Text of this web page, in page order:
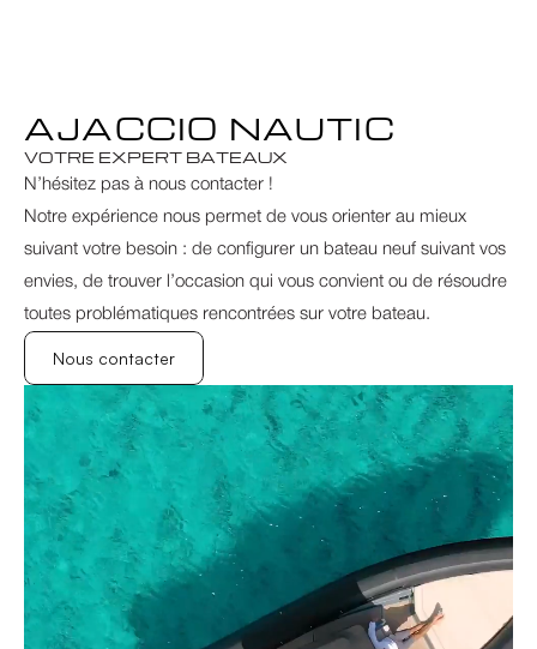
AJACCIO NAUTIC
VOTRE EXPERT BATEAUX
N’hésitez pas à nous contacter !
Notre expérience nous permet de vous orienter au mieux
suivant votre besoin : de configurer un bateau neuf suivant vos
envies, de trouver l’occasion qui vous convient ou de résoudre
toutes problématiques rencontrées sur votre bateau.
Nous contacter
Nous contacter